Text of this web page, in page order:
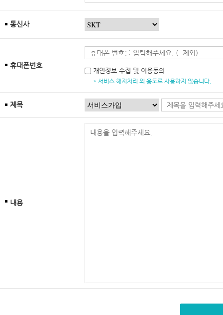
통신사
휴대폰번호
개인정보 수집 및 이용동의
* 서비스 해지처리 외 용도로 사용하지 않습니다.
제목
내용